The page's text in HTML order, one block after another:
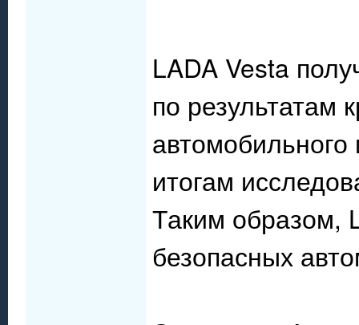
LADA Vesta
по результатам
итогам
Таким образом,
безопасных